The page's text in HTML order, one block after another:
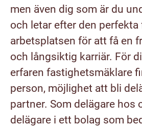
men även dig som är du
och letar efter den perfekta
arbetsplatsen för att få en
och långsiktig karriär. För
erfaren fastighetsmäklare
person, möjlighet att bli
partner. Som delägare hos
delägare i ett bolag som